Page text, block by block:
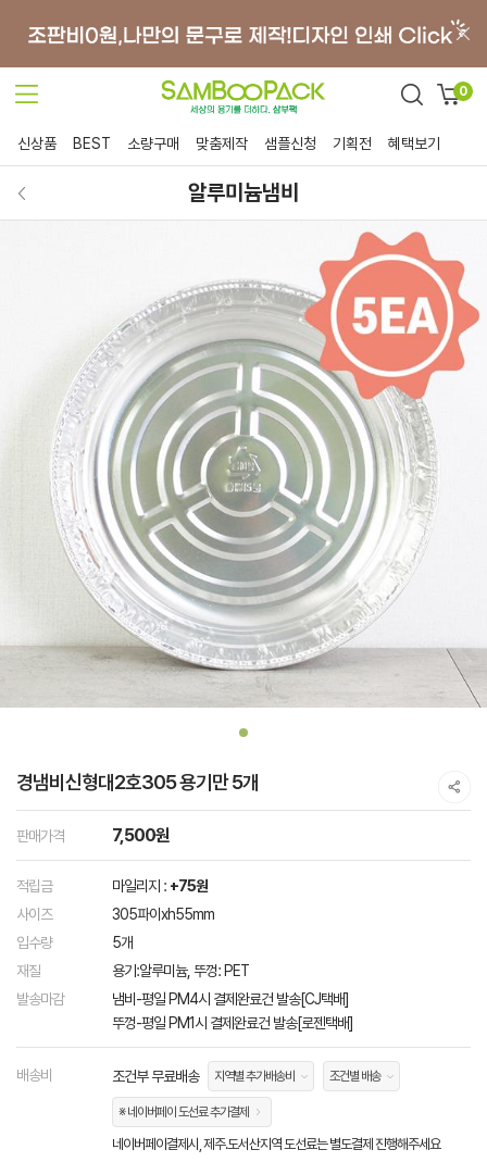
0
신상품 BEST 소량구매 맞춤제작 샘플신청 기획전 혜택보기
알루미늄냄비
경냄비신형대2호305 용기만 5개
판매가격 7,500원
적립금 마일리지 : +75원
사이즈
305파이xh55mm
입수량
5개
재질
용기:알루미늄, 뚜껑: PET
발송마감
냄비-평일 PM4시 결제완료건 발송[CJ택배]
뚜껑-평일 PM1시 결제완료건 발송[로젠택배]
배송비 조건부 무료배송 지역별 추가배송비 조건별 배송
※ 네이버페이 도선료 추가결제
네이버페이결제시, 제주.도서산지역 도선료는 별도결제 진행해주세요